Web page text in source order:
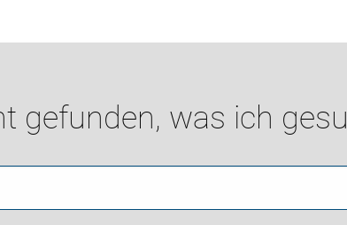
gefunden, was ich